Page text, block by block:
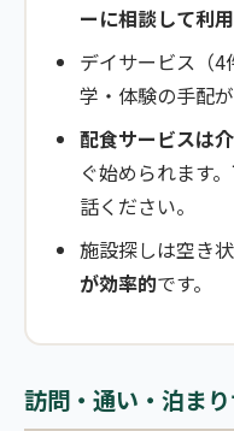
ーに相談して利
デイサービス（
学・体験の手配が
配食サービスは
ぐ始められます
話ください。
施設探しは空き
が効率的です。
訪問・通い・泊ま